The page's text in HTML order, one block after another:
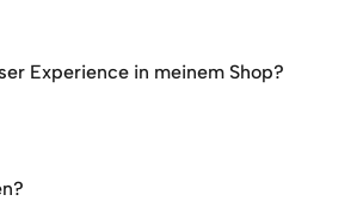
Experience in meinem Shop?